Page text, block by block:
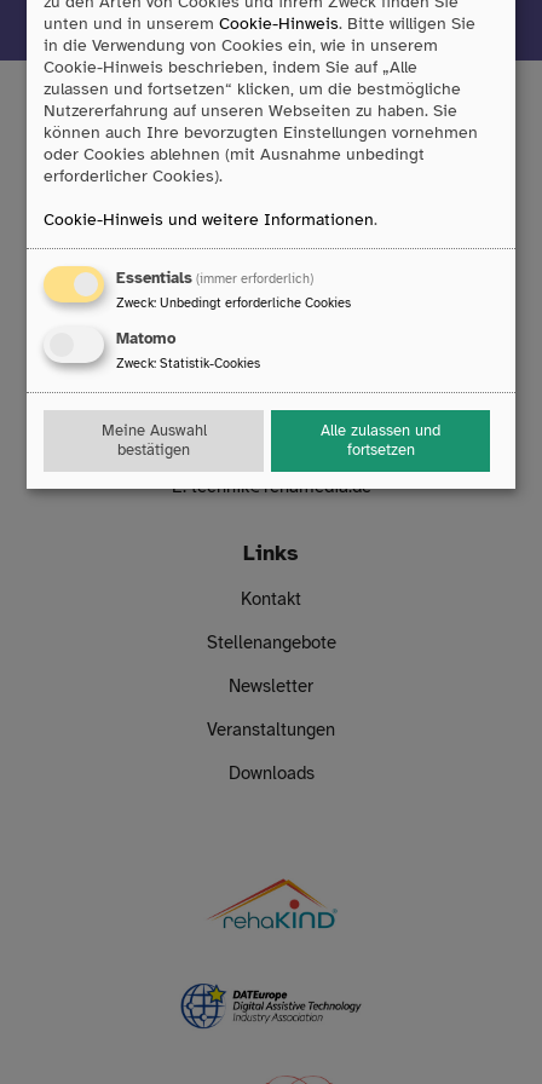
Tobii Dynavox GmbH
Friedrich-Ebert-Straße 134
47229 Duisburg
E:info @rehamedia.de
Reparaturservice
Technischer Support
Mo. bis Do.: 8:00 – 16:30 Uhr
Fr.: 8:00 – 14:00 Uhr
T:
0203/396 583 63
E:technik@rehamedia.de
Links
Kontakt
Stellenangebote
Newsletter
Veranstaltungen
Downloads
unten und in unseremCookie-Hinweis. Bitte willigen Sie
in die Verwendung von Cookies ein, wie in unserem
Cookie-Hinweis beschrieben, indem Sie auf „Alle
zulassen und fortsetzen“ klicken, um die bestmögliche
Nutzererfahrung auf unseren Webseiten zu haben. Sie
können auch Ihre bevorzugten Einstellungen vornehmen
oder Cookies ablehnen (mit Ausnahme unbedingt
erforderlicher Cookies).
Cookie-Hinweis und weitere Informationen.
Essentials (immer erforderlich)
Zweck: Unbedingt erforderliche Cookies
Matomo
Zweck: Statistik-Cookies
Meine Auswahl
bestätigen
Alle zulassen und
fortsetzen